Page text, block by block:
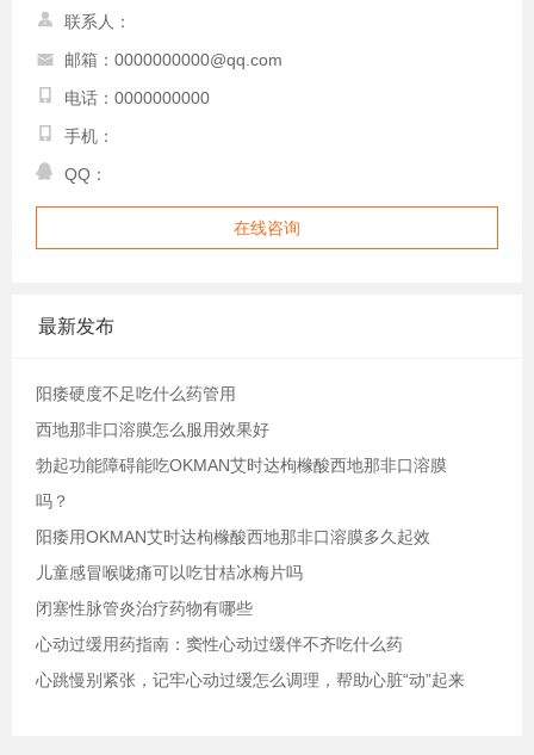
联系人：
邮箱：0000000000@qq.com
电话：0000000000
手机：
QQ：
在线咨询
最新发布
阳痿硬度不足吃什么药管用
西地那非口溶膜怎么服用效果好
勃起功能障碍能吃OKMAN艾时达枸橼酸西地那非口溶膜
吗？
阳痿用OKMAN艾时达枸橼酸西地那非口溶膜多久起效
儿童感冒喉咙痛可以吃甘桔冰梅片吗
闭塞性脉管炎治疗药物有哪些
心动过缓用药指南：窦性心动过缓伴不齐吃什么药
心跳慢别紧张，记牢心动过缓怎么调理，帮助心脏“动”起来